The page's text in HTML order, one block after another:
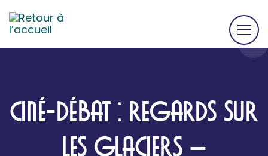
CINÉ-DÉBAT : REGARDS SUR
LES GLACIERS –